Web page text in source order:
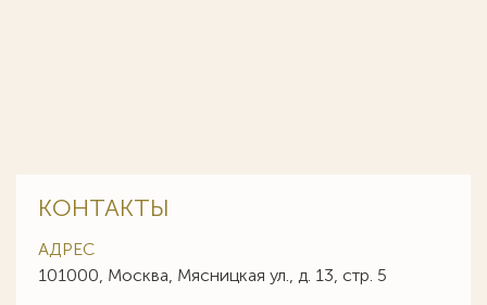
КОНТАКТЫ
АДРЕС
101000, Москва, Мясницкая ул., д. 13, стр. 5